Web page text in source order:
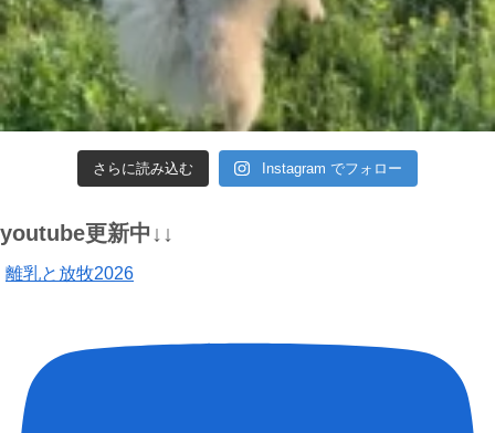
さらに読み込む Instagram でフォロー
youtube更新中↓↓
離乳と放牧2026